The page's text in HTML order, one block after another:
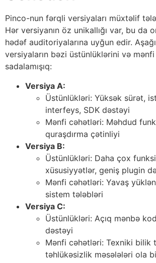
Pinco-nun fərqli versiyaları müxtəlif
Hər versiyanın öz unikallığı var, bu da
hədəf auditoriyalarına uyğun edir.
versiyaların bəzi üstünlüklərini və
sadalamışıq:
Versiya A:
Üstünlükləri: Yüksək sürət,
interfeys, SDK dəstəyi
Mənfi cəhətləri: Məhdud
quraşdırma çətinliyi
Versiya B:
Üstünlükləri: Daha çox
xüsusiyyətlər, geniş plugin
Mənfi cəhətləri: Yavaş
sistem tələbləri
Versiya C:
Üstünlükləri: Açıq mənbə
dəstəyi
Mənfi cəhətləri: Texniki bilik
təhlükəsizlik məsələləri ola